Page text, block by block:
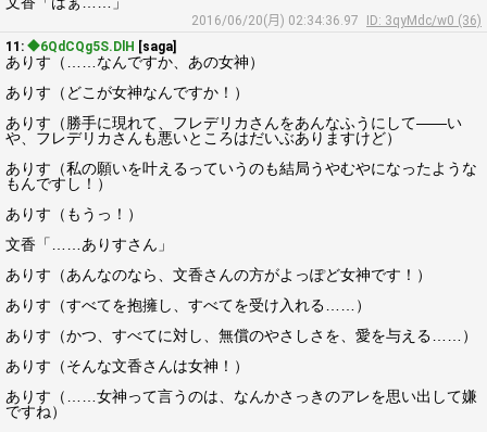
2016/06/20(月) 02:34:36.97
ID: 3qyMdc/w0 (36)
11: ◆6QdCQg5S.DlH [saga]
ありす（……なんですか、あの女神）
ありす（どこが女神なんですか！）
ありす（勝手に現れて、フレデリカさんをあんなふうにして――い
や、フレデリカさんも悪いところはだいぶありますけど）
ありす（私の願いを叶えるっていうのも結局うやむやになったような
もんですし！）
ありす（もうっ！）
文香「……ありすさん」
ありす（あんなのなら、文香さんの方がよっぽど女神です！）
ありす（すべてを抱擁し、すべてを受け入れる……）
ありす（かつ、すべてに対し、無償のやさしさを、愛を与える……）
ありす（そんな文香さんは女神！）
ありす（……女神って言うのは、なんかさっきのアレを思い出して嫌
ですね）